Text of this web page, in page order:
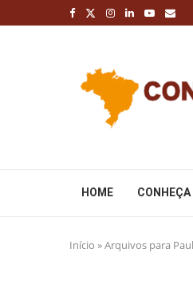
HOME
Início »Arquivos para